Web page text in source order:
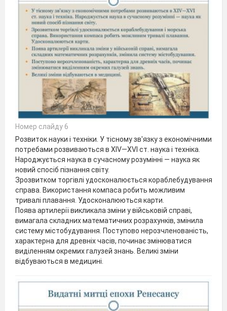
Номер слайду 6
Розвиток науки і техніки. У тісному зв'язку з економічними
потребами розвиваються в XIV—XVI ст. наука і техніка.
Народжується наука в сучасному розумінні — наука як
новий спосіб пізнання світу.
Зрозвитком торгівлі удосконалюється кораблебудування і
справа. Використання компаса робить можливим
тривалі плавання. Удосконалюються карти.
Поява артилерії викликала зміни у військовій справі,
вимагала складних математичних розрахунків, змінила
систему містобудування. Поступово нерозчленованість,
характерна для древніх часів, починає змінюватися
виділенням окремих галузей знань. Великі зміни
відбуваються в медицині.